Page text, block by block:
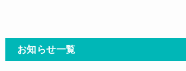
お知らせ一覧